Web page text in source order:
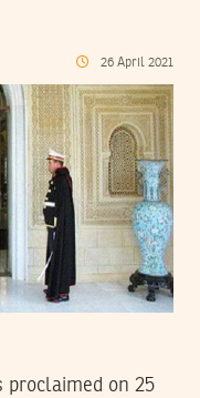
26 April 2021
proclaimed on 25